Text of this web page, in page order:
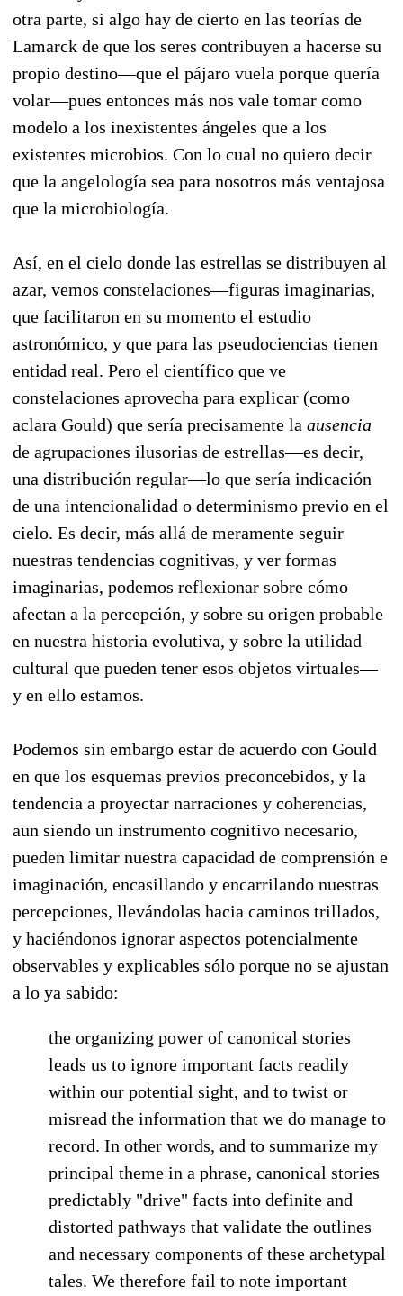
otra parte, si algo hay de cierto en las teorías de
Lamarck de que los seres contribuyen a hacerse su
propio destino—que el pájaro vuela porque quería
volar—pues entonces más nos vale tomar como
modelo a los inexistentes ángeles que a los
existentes microbios. Con lo cual no quiero decir
que la angelología sea para nosotros más ventajosa
que la microbiología.
Así, en el cielo donde las estrellas se distribuyen al
azar, vemos constelaciones—figuras imaginarias,
que facilitaron en su momento el estudio
astronómico, y que para las pseudociencias tienen
entidad real. Pero el científico que ve
constelaciones aprovecha para explicar (como
aclara Gould) que sería precisamente la ausencia
de agrupaciones ilusorias de estrellas—es decir,
una distribución regular—lo que sería indicación
de una intencionalidad o determinismo previo en el
cielo. Es decir, más allá de meramente seguir
nuestras tendencias cognitivas, y ver formas
imaginarias, podemos reflexionar sobre cómo
afectan a la percepción, y sobre su origen probable
en nuestra historia evolutiva, y sobre la utilidad
cultural que pueden tener esos objetos virtuales—
y en ello estamos.
Podemos sin embargo estar de acuerdo con Gould
en que los esquemas previos preconcebidos, y la
tendencia a proyectar narraciones y coherencias,
aun siendo un instrumento cognitivo necesario,
pueden limitar nuestra capacidad de comprensión e
imaginación, encasillando y encarrilando nuestras
percepciones, llevándolas hacia caminos trillados,
y haciéndonos ignorar aspectos potencialmente
observables y explicables sólo porque no se ajustan
a lo ya sabido:
the organizing power of canonical stories
leads us to ignore important facts readily
within our potential sight, and to twist or
misread the information that we do manage to
record. In other words, and to summarize my
principal theme in a phrase, canonical stories
predictably "drive" facts into definite and
distorted pathways that validate the outlines
and necessary components of these archetypal
tales. We therefore fail to note important